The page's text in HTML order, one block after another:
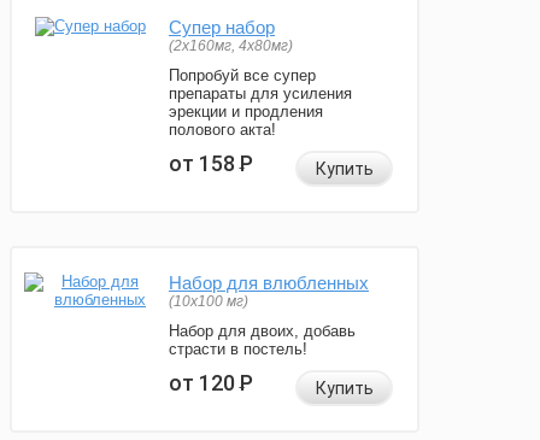
Супер набор
(2х160мг, 4х80мг)
Попробуй все супер
препараты для усиления
эрекции и продления
полового акта!
от 158Р Купить
Набор для влюбленных
(10х100 мг)
Набор для двоих, добавь
страсти в постель!
от 120Р Купить